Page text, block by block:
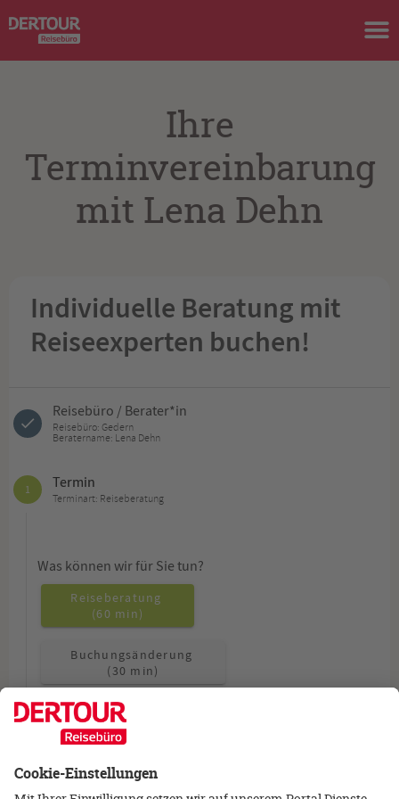
Ihre
Terminvereinbarung
mit Lena Dehn
Individuelle Beratung mit
Reiseexperten buchen!
Reisebüro / Berater*in
Reisebüro: Gedern
Beratername: Lena Dehn
1 Termin
Terminart: Reiseberatung
Was können wir für Sie tun?
Reiseberatung
(60 min)
Buchungsänderung
(30 min)
Allgemeine Fragen
(15 min)
Wie möchten Sie beraten werden?